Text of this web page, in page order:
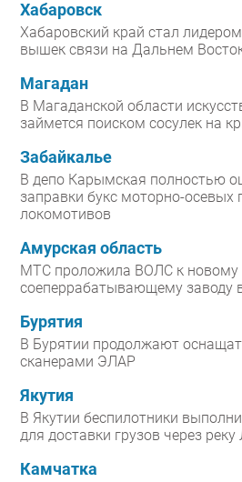
Хабаровск
Хабаровский край стал
вышек связи на Дальнем
Магадан
В Магаданской области
займется поиском сосулек на
Забайкалье
В депо Карымская полностью
заправки букс моторно-осевых
локомотивов
Амурская область
МТС проложила ВОЛС к новому
соеперрабатывающему заводу
Бурятия
В Бурятии продолжают
сканерами ЭЛАР
Якутия
В Якутии беспилотники
для доставки грузов через реку
Камчатка